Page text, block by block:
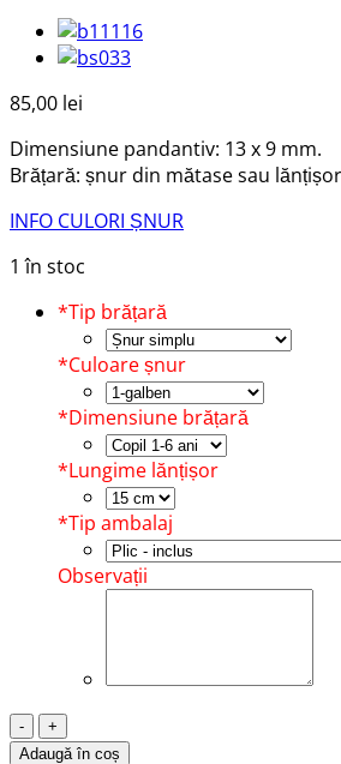
85,00 lei
Dimensiune pandantiv: 13 x 9 mm.
Brățară: șnur din mătase sau
INFO CULORI ȘNUR
1 în stoc
*Tip brățară
*Culoare șnur
*Dimensiune brățară
*Lungime lănțișor
*Tip ambalaj
Observații
Cantitate
Brățară
Adaugă în coș